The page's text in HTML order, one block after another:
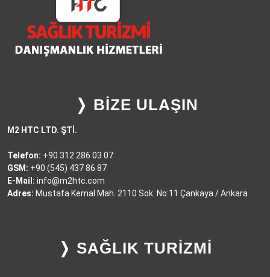
❭ BİZE ULAŞIN
M2 HTC LTD. ŞTİ.
Telefon: +90 312 286 03 07
GSM: +90 (545) 437 86 87
E-Mail: info@m2htc.com
Adres: Mustafa Kemal Mah. 2110 Sok. No:11 Çankaya / Ankara
❭ SAĞLIK TURİZMİ